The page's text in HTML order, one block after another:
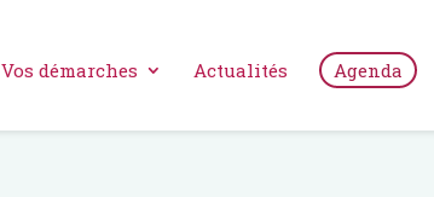
Vos démarches Actualités Agenda